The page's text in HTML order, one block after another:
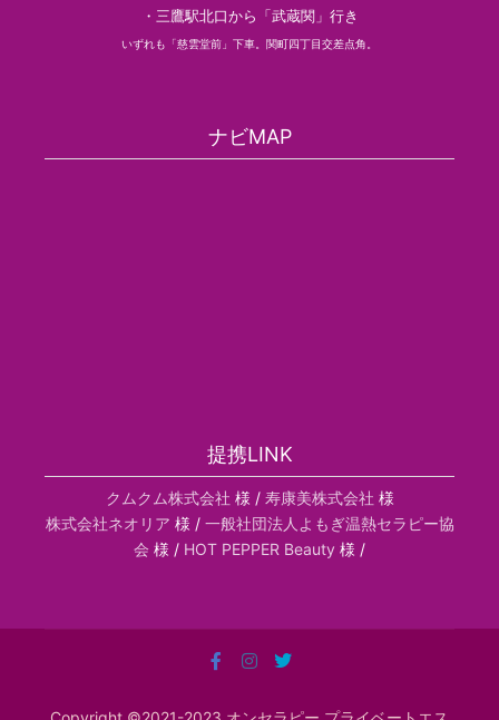
・三鷹駅北口から「武蔵関」行き
いずれも「慈雲堂前」下車。関町四丁目交差点角。
ナビMAP
提携LINK
クムクム株式会社 様 / 寿康美株式会社 様
株式会社ネオリア 様 / 一般社団法人よもぎ温熱セラピー協
会 様 / HOT PEPPER Beauty 様 /